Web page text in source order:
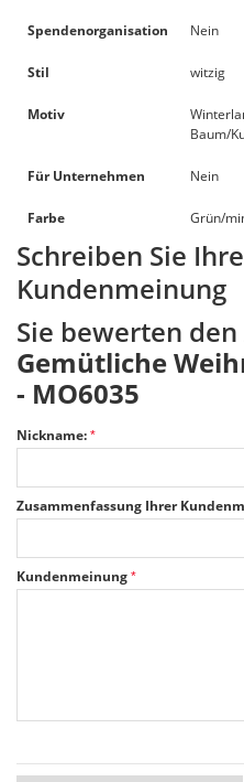
Spendenorganisation Nein
Stil witzig
Motiv
Baum/
Für Unternehmen Nein
Farbe Grün/
Schreiben Sie
Kundenmeinung
Sie bewerten
Gemütliche
- MO6035
Nickname:
Zusammenfassung Ihrer
Kundenmeinung